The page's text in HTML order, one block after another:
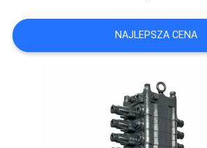
POPROSIĆ
NAJLEPSZA CENA